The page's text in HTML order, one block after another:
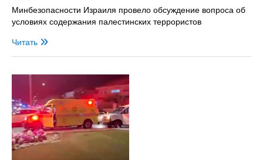
Минбезопасности Израиля провело обсуждение вопроса об
условиях содержания палестинских террористов
Читать